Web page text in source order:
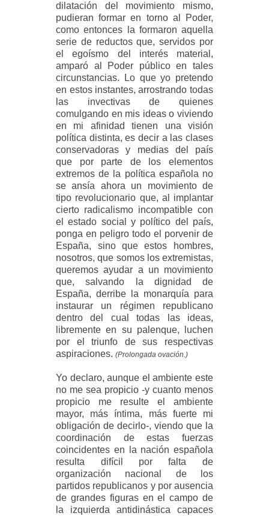
dilatación del movimiento mismo,
pudieran formar en torno al Poder,
como entonces la formaron aquella
serie de reductos que, servidos por
el egoísmo del interés material,
amparó al Poder público en tales
circunstancias. Lo que yo pretendo
en estos instantes, arrostrando todas
las invectivas de quienes
comulgando en mis ideas o viviendo
en mi afinidad tienen una visión
política distinta, es decir a las clases
conservadoras y medias del país
que por parte de los elementos
extremos de la política española no
se ansía ahora un movimiento de
tipo revolucionario que, al implantar
cierto radicalismo incompatible con
el estado social y político del país,
ponga en peligro todo el porvenir de
España, sino que estos hombres,
nosotros, que somos los extremistas,
queremos ayudar a un movimiento
que, salvando la dignidad de
España, derribe la monarquía para
instaurar un régimen republicano
dentro del cual todas las ideas,
libremente en su palenque, luchen
por el triunfo de sus respectivas
aspiraciones.(Prolongada ovación.)
Yo declaro, aunque el ambiente este
no me sea propicio -y cuanto menos
propicio me resulte el ambiente
mayor, más íntima, más fuerte mi
obligación de decirlo-, viendo que la
coordinación de estas fuerzas
coincidentes en la nación española
resulta difícil por falta de
organización nacional de los
partidos republicanos y por ausencia
de grandes figuras en el campo de
la izquierda antidinástica capaces